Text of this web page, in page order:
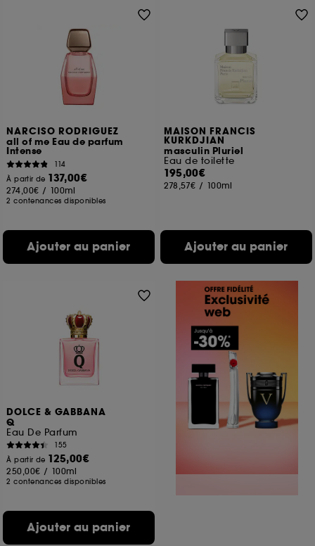
NARCISO RODRIGUEZ
all of me Eau de parfum
Intense
114
À partir de 137,00€
274,00€ / 100ml
2 contenances disponibles
Ajouter au panier
MAISON FRANCIS
KURKDJIAN
masculin Pluriel
Eau de toilette
195,00€
278,57€ / 100ml
Ajouter au panier
DOLCE & GABBANA
Q
Eau De Parfum
155
À partir de 125,00€
250,00€ / 100ml
2 contenances disponibles
Ajouter au panier